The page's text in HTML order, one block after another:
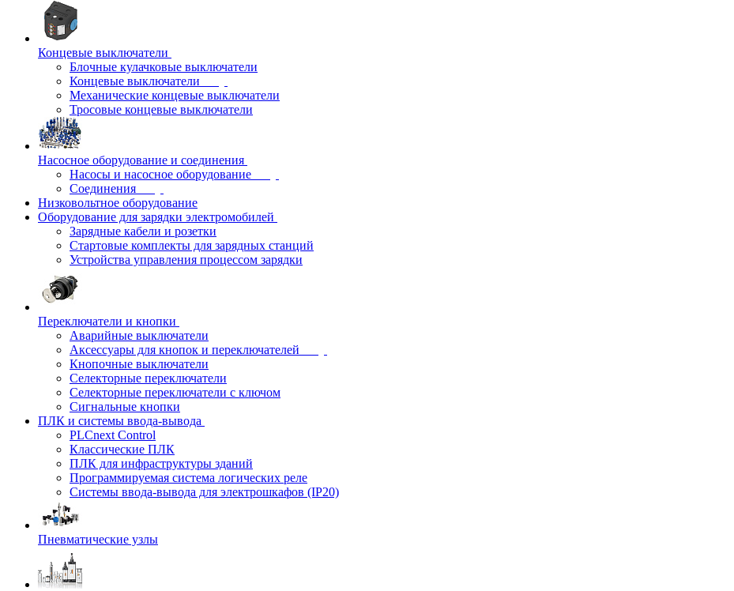
Концевые выключатели
Блочные кулачковые выключатели
Концевые выключатели
Механические концевые выключатели
Тросовые концевые выключатели
Насосное оборудование и соединения
Насосы и насосное оборудование
Соединения
Низковольтное оборудование
Оборудование для зарядки электромобилей
Зарядные кабели и розетки
Стартовые комплекты для зарядных станций
Устройства управления процессом зарядки
Переключатели и кнопки
Аварийные выключатели
Аксессуары для кнопок и переключателей
Кнопочные выключатели
Селекторные переключатели
Селекторные переключатели с ключом
Сигнальные кнопки
ПЛК и системы ввода-вывода
PLCnext Control
Классические ПЛК
ПЛК для инфраструктуры зданий
Программируемая система логических реле
Системы ввода-вывода для электрошкафов (IP20)
Пневматические узлы